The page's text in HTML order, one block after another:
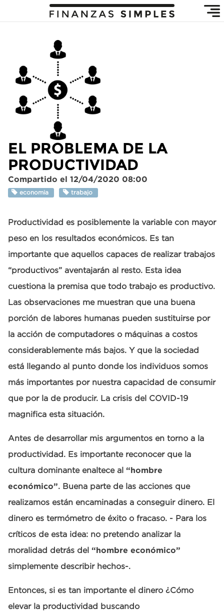
EL PROBLEMA DE LA
PRODUCTIVIDAD
Compartido el 12/04/2020 08:00
economia trabajo
Productividad es posiblemente la variable con mayor
peso en los resultados económicos. Es tan
importante que aquellos capaces de realizar trabajos
“productivos” aventajarán al resto. Esta idea
cuestiona la premisa que todo trabajo es productivo.
Las observaciones me muestran que una buena
porción de labores humanas pueden sustituirse por
la acción de computadores o máquinas a costos
considerablemente más bajos. Y que la sociedad
está llegando al punto donde los individuos somos
más importantes por nuestra capacidad de consumir
que por la de producir. La crisis del COVID-19
magnifica esta situación.
Antes de desarrollar mis argumentos en torno a la
productividad. Es importante reconocer que la
cultura dominante enaltece al “hombre
económico”. Buena parte de las acciones que
realizamos están encaminadas a conseguir dinero. El
dinero es termómetro de éxito o fracaso. - Para los
críticos de esta idea: no pretendo analizar la
moralidad detrás del “hombre económico”
simplemente describir hechos-.
Entonces, si es tan importante el dinero ¿Cómo
elevar la productividad buscando